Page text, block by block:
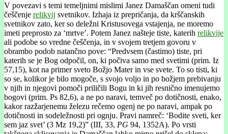
V povezavi s temi temeljnimi mislimi Janez Damaščan omeni tudi
češčenje relikvij svetnikov. Izhaja iz prepričanja, da krščanskih
svetnikov zato, ker so deležni Kristusovega vstajenja, ne moremo
imeti preprosto za ‘mrtve’. Potem Janez našteje tiste, katerih relikvije
ali podobe so vredne češčenja, in v svojem tretjem govoru v
obrambo podob natančno pove: “Predvsem (častimo) tiste, pri
katerih se je Bog odpočil, on, ki počiva samo med svetimi (prim. Iz
57,15), kot na primer sveto Božjo Mater in vse svete. To so tisti, ki
so se, kolikor je bilo mogoče, s svojo voljo in po božjem prebivanju
v njih in njegovi pomoči priličili Bogu in ki jih resnično imenujemo
bogovi (prim. Ps 82,6), a ne po naravi, temveč po dotičnosti, enako,
kakor razžarjenemu železu rečemo ogenj ne po naravi, ampak po
dotičnosti in sodeležnosti pri ognju. Pravi namreč: ‘Bodite sveti, ker
sem jaz svet’ (3 Mz 19,2)” (III, 33, PG 94, 1352A). Po vrsti